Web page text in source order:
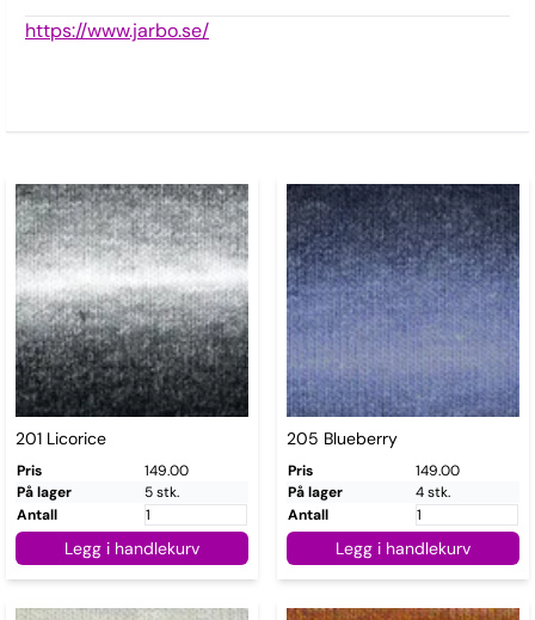
https://www.jarbo.se/
201 Licorice
Pris
149.00
På lager
5 stk.
Antall
Legg i handlekurv
205 Blueberry
Pris
149.00
På lager
4 stk.
Antall
Legg i handlekurv